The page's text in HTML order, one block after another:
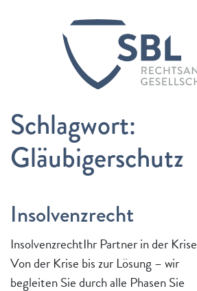
Schlagwort:
Gläubigerschutz
Insolvenzrecht
InsolvenzrechtIhr Partner in der Krise
Von der Krise bis zur Lösung – wir
begleiten Sie durch alle Phasen Sie